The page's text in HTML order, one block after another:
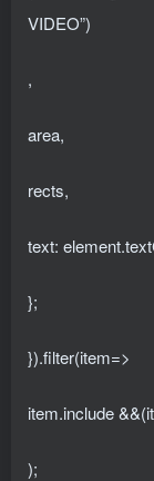
VIDEO”)
,
area,
rects,
text:
};
}).filter(item=>
item.include
);